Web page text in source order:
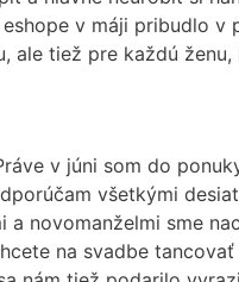
v máji pribudlo v
ale tiež pre každú
v júni som do
všetkými
novomanželmi sme
na svadbe